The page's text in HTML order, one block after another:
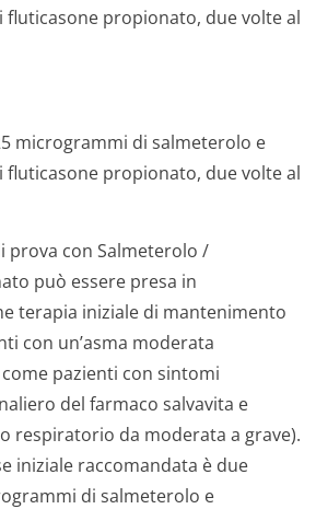
fluticasone propionato, due volte al
microgrammi di salmeterolo e
fluticasone propionato, due volte al
prova con Salmeterolo /
può essere presa in
terapia iniziale di mantenimento
con un’asma moderata
pazienti con sintomi
del farmaco salvavita e
respiratorio da moderata a grave).
iniziale raccomandata è due
di salmeterolo e